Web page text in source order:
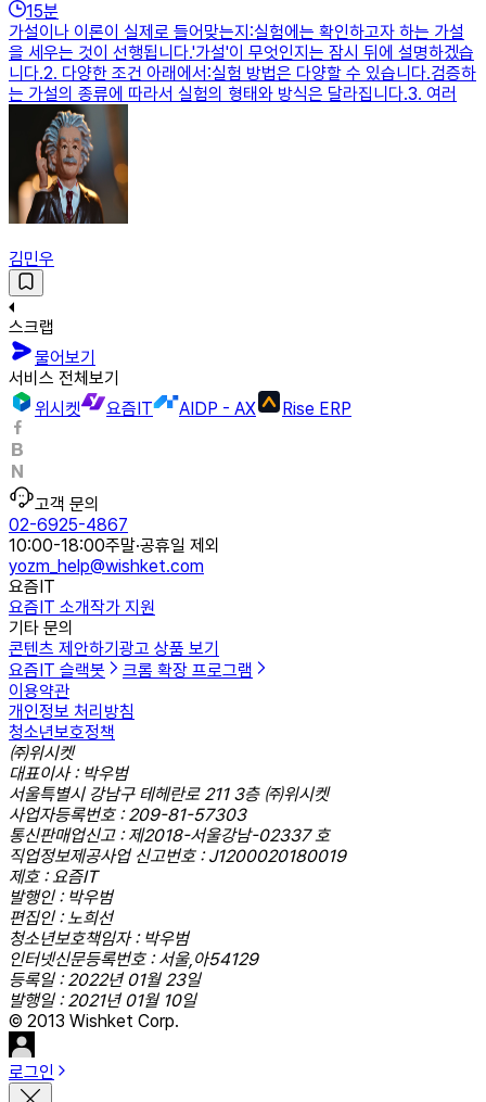
15분
가설이나 이론이 실제로 들어맞는지:실험에는 확인하고자 하는 가설
을 세우는 것이 선행됩니다.'가설'이 무엇인지는 잠시 뒤에 설명하겠습
니다.2. 다양한 조건 아래에서:실험 방법은 다양할 수 있습니다.검증하
는 가설의 종류에 따라서 실험의 형태와 방식은 달라집니다.3. 여러
김민우
스크랩
물어보기
서비스 전체보기
위시켓
요즘IT AIDP - AX Rise ERP
고객 문의
02-6925-4867
10:00-18:00주말·공휴일 제외
yozm_help@wishket.com
요즘IT
요즘IT 소개작가 지원
기타 문의
콘텐츠 제안하기 광고 상품 보기
요즘IT 슬랙봇
크롬 확장 프로그램
이용약관
개인정보 처리방침
청소년보호정책
㈜위시켓
대표이사 : 박우범
서울특별시 강남구 테헤란로 211 3층 ㈜위시켓
사업자등록번호 : 209-81-57303
통신판매업신고 : 제2018-서울강남-02337 호
직업정보제공사업 신고번호 : J1200020180019
제호 : 요즘IT
발행인 : 박우범
편집인 : 노희선
청소년보호책임자 : 박우범
인터넷신문등록번호 : 서울,아54129
등록일 : 2022년 01월 23일
발행일 : 2021년 01월 10일
© 2013 Wishket Corp.
로그인